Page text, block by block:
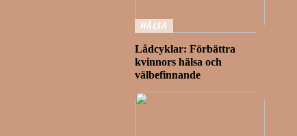
HÄLSA
Lådcyklar: Förbättra
kvinnors hälsa och
välbefinnande